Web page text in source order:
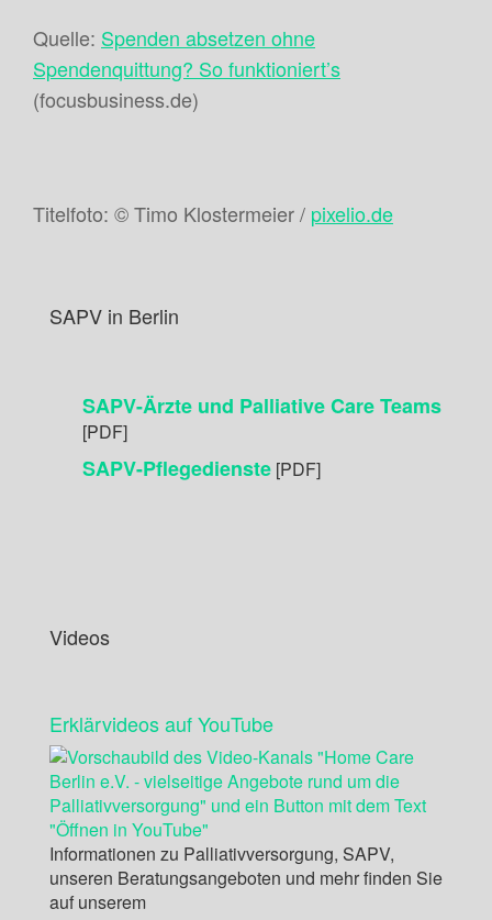
Quelle: Spenden absetzen ohne
Spendenquittung? So funktioniert’s
(focusbusiness.de)
Titelfoto: © Timo Klostermeier / pixelio.de
SAPV in Berlin
SAPV-Ärzte und Palliative Care Teams
[PDF]
SAPV-Pflegedienste [PDF]
Videos
Erklärvideos auf YouTube
Informationen zu Palliativversorgung, SAPV,
unseren Beratungsangeboten und mehr finden Sie
auf unserem